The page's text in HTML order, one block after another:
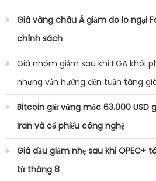
Giá vàng châu Á giảm do lo ngại
chính sách
Giá nhôm giảm sau khi EGA khôi
nhưng vẫn hướng đến tuần tăng
Bitcoin giữ vững mốc 63.000 USD
Iran và cổ phiếu công nghệ
Giá dầu giảm nhẹ sau khi OPEC+
từ tháng 8